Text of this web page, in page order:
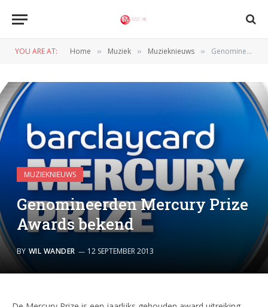
YOU ARE AT: Home » Muziek » Muzieknieuws » Genomineerden Mercury Prize Awards bekend
MUZIEKNIEUWS
Genomineerden Mercury Prize
Awards bekend
BY WIL WANDER 12 SEPTEMBER 2013